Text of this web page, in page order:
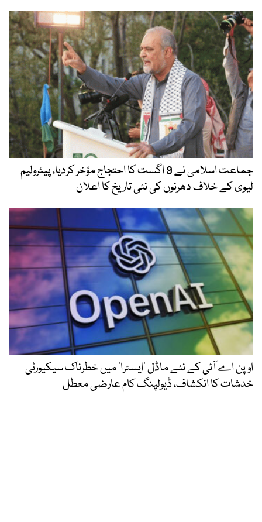
جماعت اسلامی نے 9 اگست کا احتجاج مؤخر کردیا، پیٹرولیم
لیوی کے خلاف دھرنوں کی نئی تاریخ کا اعلان
اوپن اے آئی کے نئے ماڈل ’ایسٹرا‘ میں خطرناک سیکیورٹی
خدشات کا انکشاف، ڈیولپنگ کام عارضی معطل